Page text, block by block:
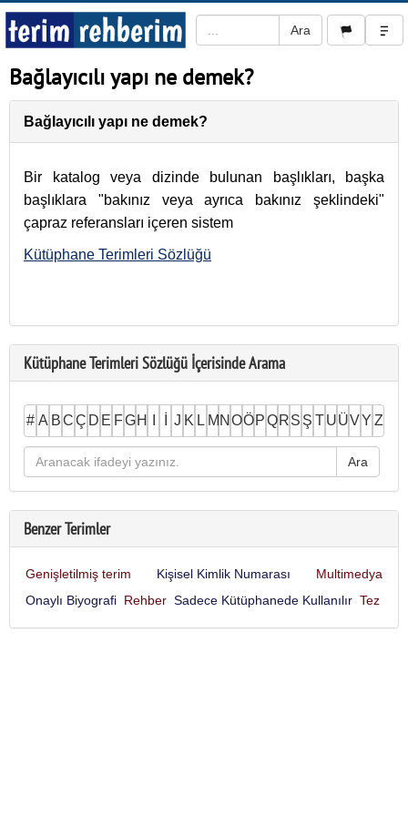
Bağlayıcılı yapı ne demek?
Bağlayıcılı yapı ne demek?
Bir katalog veya dizinde bulunan başlıkları, başka
başlıklara "bakınız veya ayrıca bakınız şeklindeki"
çapraz referansları içeren sistem
Kütüphane Terimleri Sözlüğü
Kütüphane Terimleri Sözlüğü İçerisinde Arama
# A BCÇ D E FGH J K L M N OÖPQRS Ş T UÜVY Z
Benzer Terimler
Genişletilmiş terim Kişisel Kimlik Numarası
Multimedya
Onaylı Biyografi Rehber Sadece Kütüphanede Kullanılır Tez